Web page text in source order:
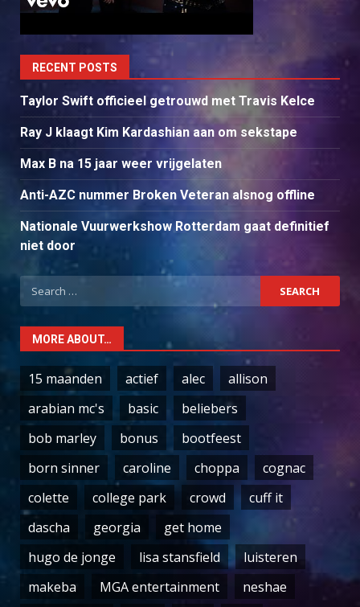
RECENT POSTS
Taylor Swift officieel getrouwd met Travis Kelce
Ray J klaagt Kim Kardashian aan om sekstape
Max B na 15 jaar weer vrijgelaten
Anti-AZC nummer Broken Veteran alsnog offline
Nationale Vuurwerkshow Rotterdam gaat definitief
niet door
Search
for:
MORE ABOUT…
15 maanden actief alec
allison
arabian mc's
basic
beliebers
bob marley
bonus
bootfeest
born sinner
caroline choppa
cognac
colette
college park crowd
cuff it
dascha
georgia
get home
hugo de jonge
lisa stansfield
luisteren
makeba
MGA entertainment neshae